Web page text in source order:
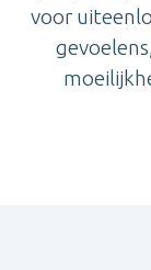
voor